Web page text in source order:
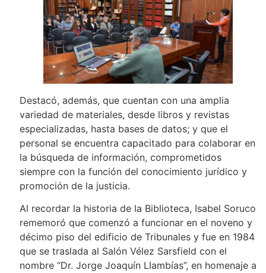
Destacó, además, que cuentan con una amplia
variedad de materiales, desde libros y revistas
especializadas, hasta bases de datos; y que el
personal se encuentra capacitado para colaborar en
la búsqueda de información, comprometidos
siempre con la función del conocimiento jurídico y
promoción de la justicia.
Al recordar la historia de la Biblioteca, Isabel Soruco
rememoró que comenzó a funcionar en el noveno y
décimo piso del edificio de Tribunales y fue en 1984
que se traslada al Salón Vélez Sarsfield con el
nombre “Dr. Jorge Joaquín Llambías”, en homenaje a